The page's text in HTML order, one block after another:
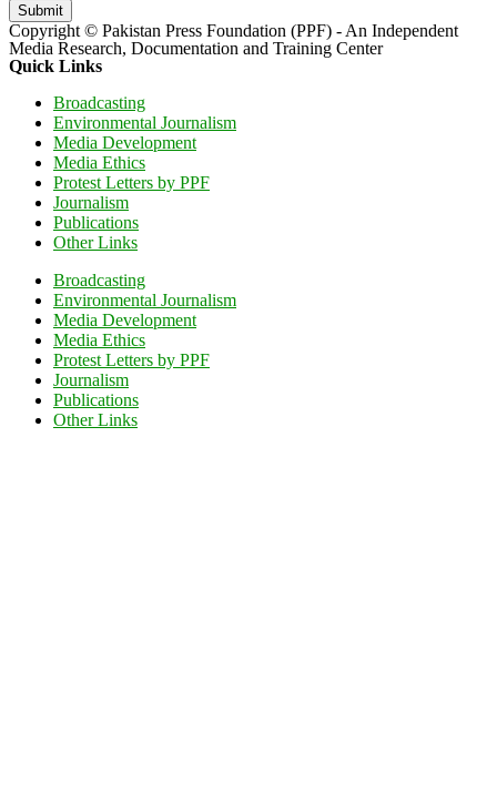
Submit
Copyright © Pakistan Press Foundation (PPF) - An Independent
Media Research, Documentation and Training Center
Quick Links
Broadcasting
Environmental Journalism
Media Development
Media Ethics
Protest Letters by PPF
Journalism
Publications
Other Links
Broadcasting
Environmental Journalism
Media Development
Media Ethics
Protest Letters by PPF
Journalism
Publications
Other Links